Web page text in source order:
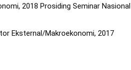
2018 Prosiding Seminar Nasional
Eksternal/Makroekonomi, 2017